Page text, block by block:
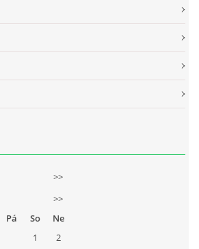
>>
>>
Pá So
Ne
1
2